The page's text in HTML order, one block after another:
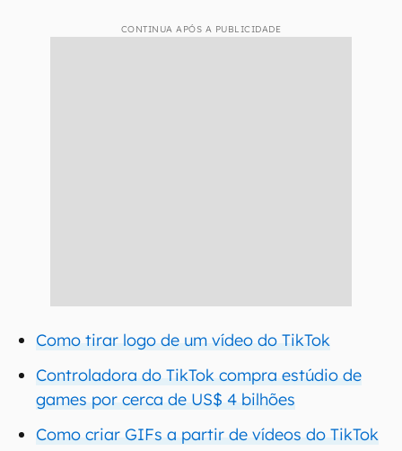
CONTINUA APÓS A PUBLICIDADE
Como tirar logo de um vídeo do TikTok
Controladora do TikTok compra estúdio de
games por cerca de US$ 4 bilhões
Como criar GIFs a partir de vídeos do TikTok